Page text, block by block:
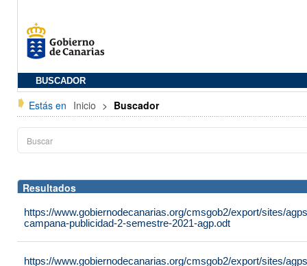
BUSCADOR
Estás en Inicio > Buscador
Resultados
https://www.gobiernodecanarias.org/cmsgob2/export/sites/
campana-publicidad-2-semestre-2021-agp.odt
https://www.gobiernodecanarias.org/cmsgob2/export/sites/